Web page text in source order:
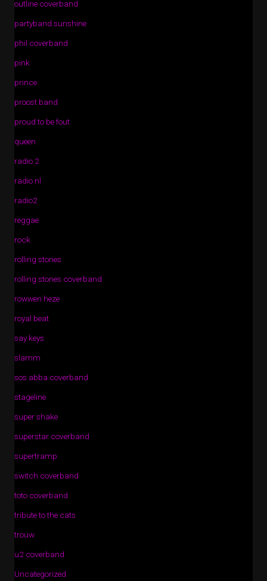
outline coverband
partyband sunshine
phil coverband
pink
prince
proost band
proud to be fout
queen
radio 2
radio nl
radio2
reggae
rock
rolling stones
rolling stones coverband
rowwen heze
royal beat
say keys
slamm
sos abba coverband
stageline
super shake
superstar coverband
supertramp
switch coverband
toto coverband
tribute to the cats
trouw
u2 coverband
Uncategorized